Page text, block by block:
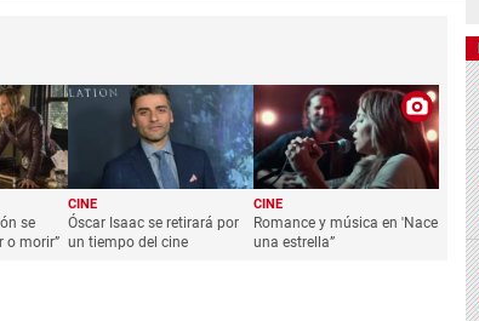
se
o morir”
CINE
Óscar Isaac se retirará por
un tiempo del cine
CINE
Romance y música en 'Nace
una estrella”